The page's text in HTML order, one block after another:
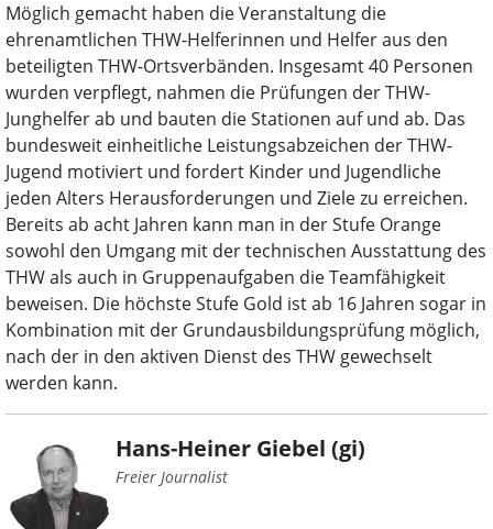
Möglich gemacht haben die Veranstaltung die
ehrenamtlichen THW-Helferinnen und Helfer aus den
beteiligten THW-Ortsverbänden. Insgesamt 40 Personen
wurden verpflegt, nahmen die Prüfungen der THW-
Junghelfer ab und bauten die Stationen auf und ab. Das
bundesweit einheitliche Leistungsabzeichen der THW-
Jugend motiviert und fordert Kinder und Jugendliche
jeden Alters Herausforderungen und Ziele zu erreichen.
Bereits ab acht Jahren kann man in der Stufe Orange
sowohl den Umgang mit der technischen Ausstattung des
THW als auch in Gruppenaufgaben die Teamfähigkeit
beweisen. Die höchste Stufe Gold ist ab 16 Jahren sogar in
Kombination mit der Grundausbildungsprüfung möglich,
nach der in den aktiven Dienst des THW gewechselt
werden kann.
Hans-Heiner Giebel (gi)
Freier Journalist